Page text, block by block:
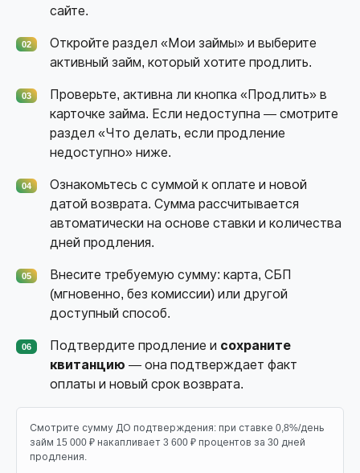
сайте.
02
Откройте раздел «Мои займы» и выберите
активный займ, который хотите продлить.
03
Проверьте, активна ли кнопка «Продлить» в
карточке займа. Если недоступна — смотрите
раздел «Что делать, если продление
недоступно» ниже.
04
Ознакомьтесь с суммой к оплате и новой
датой возврата. Сумма рассчитывается
автоматически на основе ставки и количества
дней продления.
05
Внесите требуемую сумму: карта, СБП
(мгновенно, без комиссии) или другой
доступный способ.
06 Подтвердите продление и сохраните
квитанцию — она подтверждает факт
оплаты и новый срок возврата.
Смотрите сумму ДО подтверждения: при ставке 0,8%/день
займ 15 000 ₽ накапливает 3 600 ₽ процентов за 30 дней
продления.